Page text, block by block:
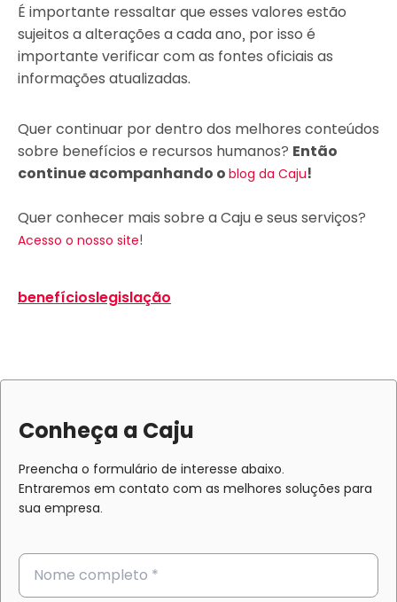
É importante ressaltar que esses valores estão
sujeitos a alterações a cada ano, por isso é
importante verificar com as fontes oficiais as
informações atualizadas.
Quer continuar por dentro dos melhores conteúdos
sobre benefícios e recursos humanos? Então
continue acompanhando o blog da Caju!
Quer conhecer mais sobre a Caju e seus serviços?
Acesso o nosso site!
benefícioslegislação
Conheça a Caju
Preencha o formulário de interesse abaixo.
Entraremos em contato com as melhores soluções para
sua empresa.